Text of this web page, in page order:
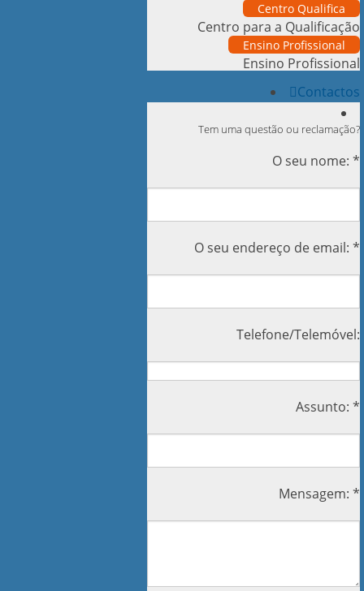
Centro Qualifica
Centro para a Qualificação
Ensino Profissional
Ensino Profissional
Contactos
Tem uma questão ou reclamação?
O seu nome: *
O seu endereço de email: *
Telefone/Telemóvel:
Assunto: *
Mensagem: *